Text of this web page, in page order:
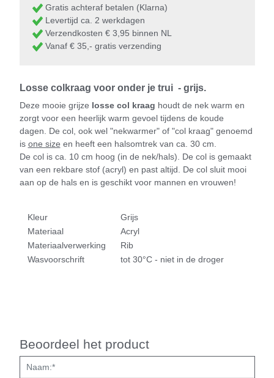
Gratis achteraf betalen (Klarna)
Levertijd ca. 2 werkdagen
Verzendkosten € 3,95 binnen NL
Vanaf € 35,- gratis verzending
Losse colkraag voor onder je trui - grijs.
Deze mooie grijze losse col kraag houdt de nek warm en
zorgt voor een heerlijk warm gevoel tijdens de koude
dagen. De col, ook wel "nekwarmer" of "col kraag" genoemd
is one size en heeft een halsomtrek van ca. 30 cm.
De col is ca. 10 cm hoog (in de nek/hals). De col is gemaakt
van een rekbare stof (acryl) en past altijd. De col sluit mooi
aan op de hals en is geschikt voor mannen en vrouwen!
Kleur
Grijs
Materiaal
Acryl
Materiaalverwerking
Rib
Wasvoorschrift
tot 30°C - niet in de droger
Beoordeel het product